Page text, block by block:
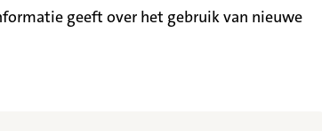
geeft over het gebruik van nieuwe